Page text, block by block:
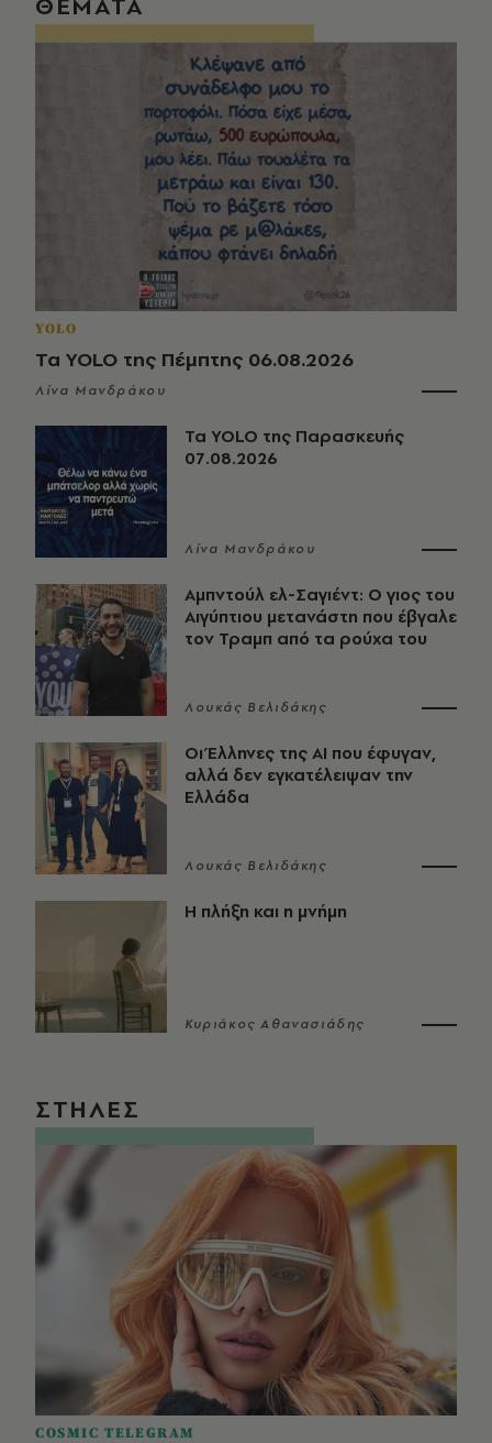
YOLO
Τα YOLO της Πέμπτης 06.08.2026
Λίνα Μανδράκου
Τα YOLO της Παρασκευής
07.08.2026
Λίνα Μανδράκου
Αμπντούλ ελ-Σαγιέντ: Ο γιος του
Αιγύπτιου μετανάστη που έβγαλε
τον Τραμπ από τα ρούχα του
Λουκάς Βελιδάκης
Οι Έλληνες της ΑΙ που έφυγαν,
αλλά δεν εγκατέλειψαν την
Ελλάδα
Λουκάς Βελιδάκης
Η πλήξη και η μνήμη
Κυριάκος Αθανασιάδης
ΣΤΗΛΕΣ
COSMIC TELEGRAM